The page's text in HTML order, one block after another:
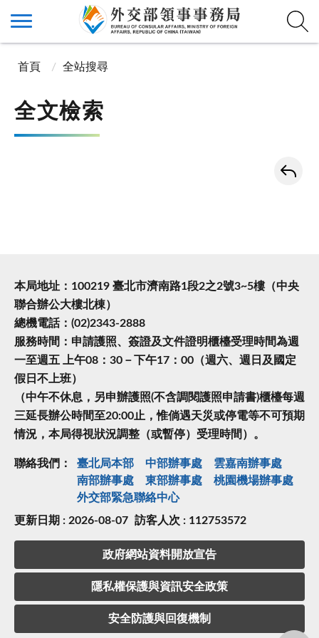
首頁 全站搜尋
全文檢索
本局地址：100219 臺北市濟南路1段2之2號3~5樓（中央
聯合辦公大樓北棟）
總機電話：(02)2343-2888
服務時間：申請護照、簽證及文件證明櫃檯受理時間為週
一至週五 上午08：30－下午17：00（週六、週日及國定
假日不上班）
（中午不休息，另申辦護照(不含調閱護照申請書)櫃檯每週
三延長辦公時間至20:00止，惟倘遇天災或停電等不可預期
情況，本局得視狀況調整（或暫停）受理時間）。
聯絡我們： 臺北局本部 中部辦事處
雲嘉南辦事處
南部辦事處
東部辦事處
桃園機場辦事處
外交部緊急聯絡中⼼
更新日期 : 2026-08-07 訪客人次 : 112753572
政府網站資料開放宣告
隱私權保護與資訊安全政策
安全防護與回復機制